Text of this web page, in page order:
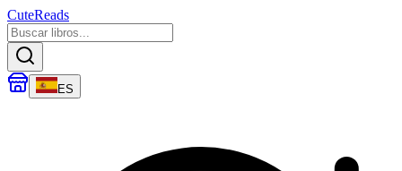
CuteReads
ES